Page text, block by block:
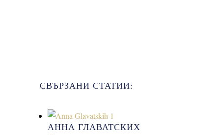
СВЪРЗАНИ СТАТИИ:
АННА ГЛАВАТСКИХ